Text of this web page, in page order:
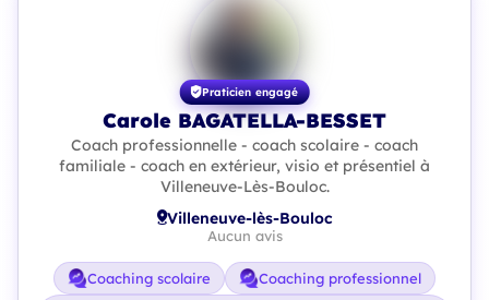
Praticien engagé
Carole BAGATELLA-BESSET
Coach professionnelle - coach scolaire - coach
familiale - coach en extérieur, visio et présentiel à
Villeneuve-Lès-Bouloc.
Villeneuve-lès-Bouloc
Aucun avis
Coaching scolaire
Coaching professionnel